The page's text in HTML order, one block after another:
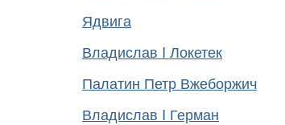
Ядвига
Владислав I Локетек
Палатин Петр Вжеборжич
Владислав I Герман